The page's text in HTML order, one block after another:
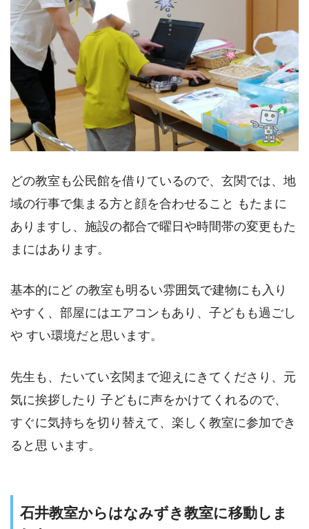
どの教室も公民館を借りているので、玄関では、地
域の行事で集まる方と顔を合わせること もたまに
ありますし、施設の都合で曜日や時間帯の変更もた
まにはあります。
基本的にど の教室も明るい雰囲気で建物にも入り
やすく、部屋にはエアコンもあり、子どもも過ごし
や すい環境だと思います。
先生も、たいてい玄関まで迎えにきてくださり、元
気に挨拶したり 子どもに声をかけてくれるので、
すぐに気持ちを切り替えて、楽しく教室に参加でき
ると思 います。
石井教室からはなみずき教室に移動しま